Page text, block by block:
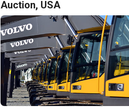
Auction, USA